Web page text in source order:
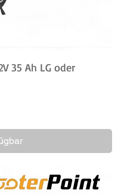
35 Ah LG oder